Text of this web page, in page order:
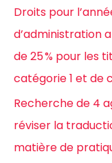
Droits pour
d’administration
de 25 % pour les
catégorie 1 et de
Recherche de 4
réviser la
matière de